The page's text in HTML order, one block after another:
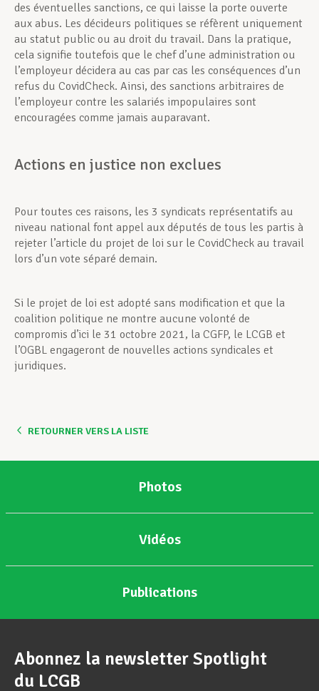
des éventuelles sanctions, ce qui laisse la porte ouverte
aux abus. Les décideurs politiques se réfèrent uniquement
au statut public ou au droit du travail. Dans la pratique,
cela signifie toutefois que le chef d’une administration ou
l’employeur décidera au cas par cas les conséquences d’un
refus du CovidCheck. Ainsi, des sanctions arbitraires de
l’employeur contre les salariés impopulaires sont
encouragées comme jamais auparavant.
Actions en justice non exclues
Pour toutes ces raisons, les 3 syndicats représentatifs au
niveau national font appel aux députés de tous les partis à
rejeter l’article du projet de loi sur le CovidCheck au travail
lors d’un vote séparé demain.
Si le projet de loi est adopté sans modification et que la
coalition politique ne montre aucune volonté de
compromis d’ici le 31 octobre 2021, la CGFP, le LCGB et
l’OGBL engageront de nouvelles actions syndicales et
juridiques.
RETOURNER VERS LA LISTE
Photos
Vidéos
Publications
Abonnez la newsletter Spotlight
du LCGB